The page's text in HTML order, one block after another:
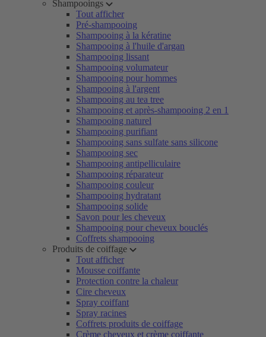
Shampooings
Tout afficher
Pré-shampooing
Shampooing à la kératine
Shampooing à l'huile d'argan
Shampooing lissant
Shampooing volumateur
Shampooing pour hommes
Shampooing à l'argent
Shampooing au tea tree
Shampooing et après-shampooing 2 en 1
Shampooing naturel
Shampooing purifiant
Shampooing sans sulfate sans silicone
Shampooing sec
Shampooing antipelliculaire
Shampooing réparateur
Shampooing couleur
Shampooing hydratant
Shampooing solide
Savon pour les cheveux
Shampooing pour cheveux bouclés
Coffrets shampooing
Produits de coiffage
Tout afficher
Mousse coiffante
Protection contre la chaleur
Cire cheveux
Spray coiffant
Spray racines
Coffrets produits de coiffage
Crème cheveux et crème coiffante